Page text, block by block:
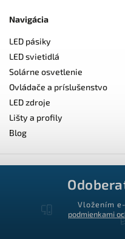
Navigácia
LED pásiky
LED svietidlá
Solárne osvetlenie
Ovládače a príslušenstvo
LED zdroje
Lišty a profily
Blog
Vložením
podmienkami